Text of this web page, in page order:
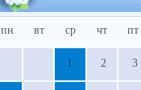
пн вт ср чт пт
1 2 3